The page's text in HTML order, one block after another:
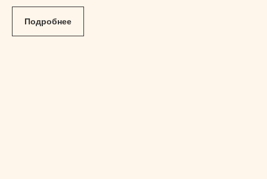
Подробнее